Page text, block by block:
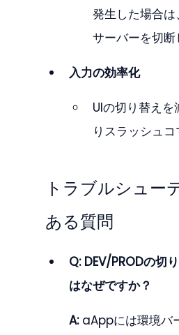
発生した場合
サーバーを切断
入力の効率化
UIの切り替え
りスラッシュ
トラブルシュー
ある質問
Q: DEV/PRODの切
はなぜですか？
A: aAppには環境バ